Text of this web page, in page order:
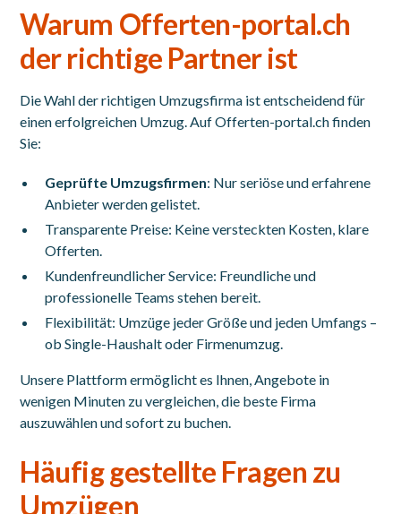
Warum Offerten-portal.ch
der richtige Partner ist
Die Wahl der richtigen Umzugsfirma ist entscheidend für
einen erfolgreichen Umzug. Auf Offerten-portal.ch finden
Sie:
Geprüfte Umzugsfirmen: Nur seriöse und erfahrene
Anbieter werden gelistet.
Transparente Preise: Keine versteckten Kosten, klare
Offerten.
Kundenfreundlicher Service: Freundliche und
professionelle Teams stehen bereit.
Flexibilität: Umzüge jeder Größe und jeden Umfangs –
ob Single-Haushalt oder Firmenumzug.
Unsere Plattform ermöglicht es Ihnen, Angebote in
wenigen Minuten zu vergleichen, die beste Firma
auszuwählen und sofort zu buchen.
Häufig gestellte Fragen zu
Umzügen